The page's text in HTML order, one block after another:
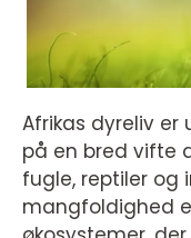
Afrikas dyreliv
på en bred vifte
fugle, reptiler og
mangfoldighed